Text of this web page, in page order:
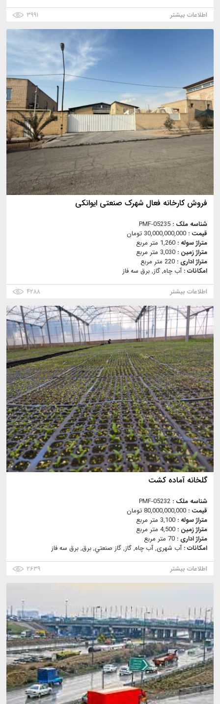
اطلاعات بیشتر
۳۹۹۱
فروش کارخانه فعال شهرک صنعتی ایوانکی
شناسه ملک : PMF-05235
قیمت : 30,000,000,000 تومان
متراژ سوله : 1,260 متر مربع
متراژ زمین : 3,030 متر مربع
متراژ اداری : 220 متر مربع
امکانات :آب چاه, گاز, برق سه فاز
اطلاعات بیشتر
۴۲۸۸
گلخانه آماده کشت
شناسه ملک : PMF-05232
قیمت : 80,000,000,000 تومان
متراژ سوله : 3,100 متر مربع
متراژ زمین : 4,500 متر مربع
متراژ اداری : 70 متر مربع
امکانات :آب شهری, آب چاه, گاز, گاز صنعتي, برق, برق سه فاز
اطلاعات بیشتر
۲۶۳۹